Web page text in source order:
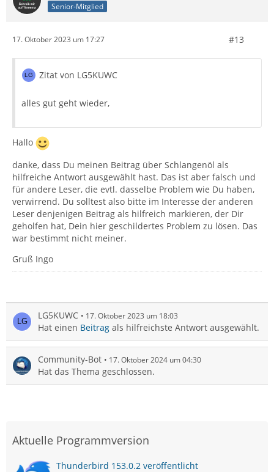
Senior-Mitglied
17. Oktober 2023 um 17:27 #13
Zitat von LG5KUWC
alles gut geht wieder,
Hallo
danke, dass Du meinen Beitrag über Schlangenöl als
hilfreiche Antwort ausgewählt hast. Das ist aber falsch und
für andere Leser, die evtl. dasselbe Problem wie Du haben,
verwirrend. Du solltest also bitte im Interesse der anderen
Leser denjenigen Beitrag als hilfreich markieren, der Dir
geholfen hat, Dein hier geschildertes Problem zu lösen. Das
war bestimmt nicht meiner.
Gruß Ingo
LG5KUWC 17. Oktober 2023 um 18:03
Hat einen Beitrag als hilfreichste Antwort ausgewählt.
Community-Bot 17. Oktober 2024 um 04:30
Hat das Thema geschlossen.
Aktuelle Programmversion
Thunderbird 153.0.2 veröffentlicht